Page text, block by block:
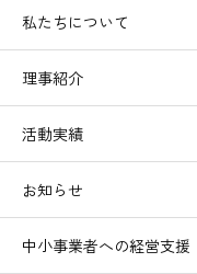
私たちについて
理事紹介
活動実績
お知らせ
中小事業者への経営支援